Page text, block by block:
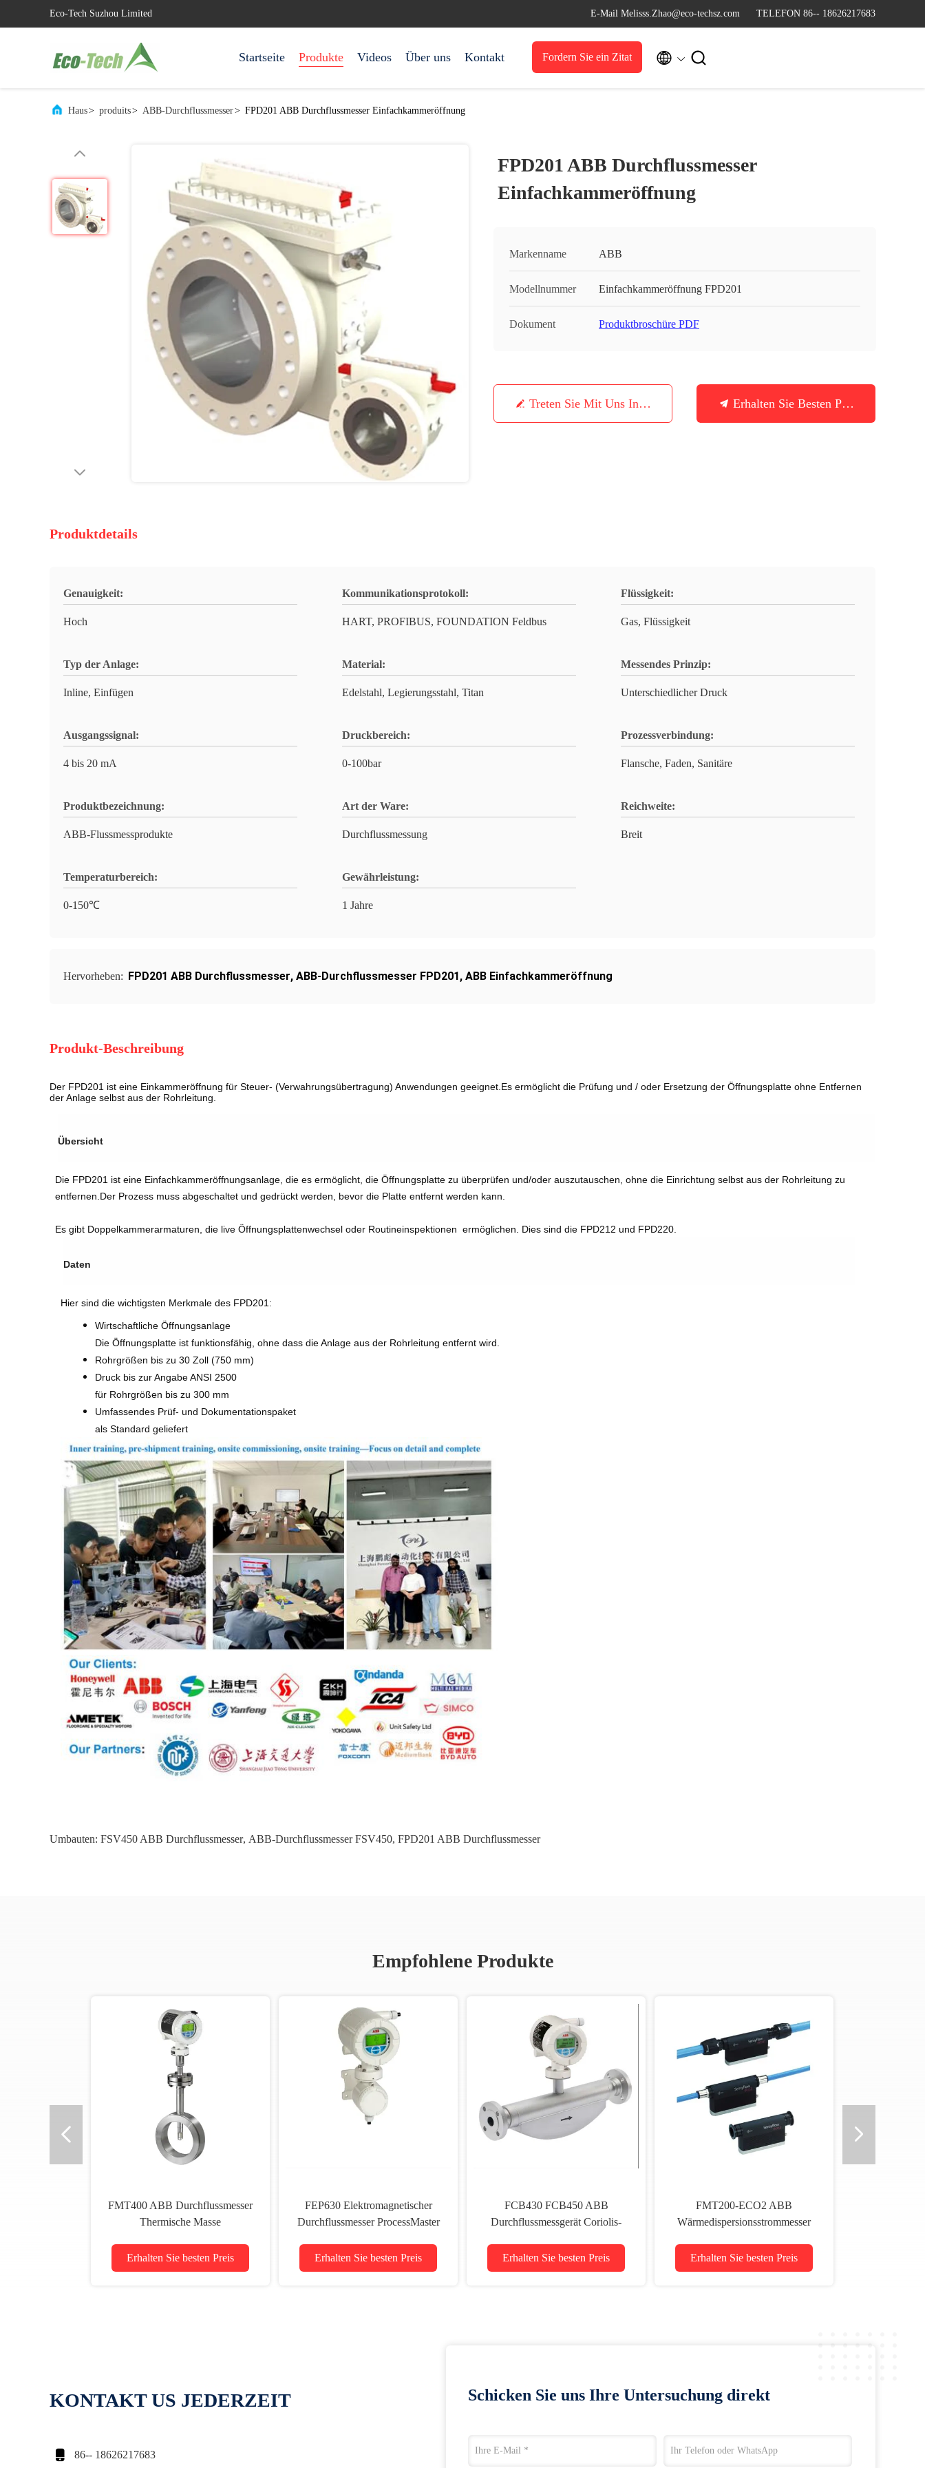
Eco-Tech Suzhou Limited E-Mail Melisss.Zhao@eco-techsz.com TELEFON 86-- 18626217683
Startseite Produkte Videos Über uns Kontakt Fordern Sie ein Zitat  
Haus> produits> ABB-Durchflussmesser> FPD201 ABB Durchflussmesser Einfachkammeröffnung
FPD201 ABB Durchflussmesser
Einfachkammeröffnung
Markenname ABB
Modellnummer Einfachkammeröffnung FPD201
Dokument Produktbroschüre PDF
Treten Sie Mit Uns In Verbindung Erhalten Sie Besten Preis
Produktdetails
Genauigkeit:
Hoch
Kommunikationsprotokoll:
HART, PROFIBUS, FOUNDATION Feldbus
Flüssigkeit:
Gas, Flüssigkeit
Typ der Anlage:
Inline, Einfügen
Material:
Edelstahl, Legierungsstahl, Titan
Messendes Prinzip:
Unterschiedlicher Druck
Ausgangssignal:
4 bis 20 mA
Druckbereich:
0-100bar
Prozessverbindung:
Flansche, Faden, Sanitäre
Produktbezeichnung:
ABB-Flussmessprodukte
Art der Ware:
Durchflussmessung
Reichweite:
Breit
Temperaturbereich:
0-150℃
Gewährleistung:
1 Jahre
Hervorheben: FPD201 ABB Durchflussmesser, ABB-Durchflussmesser FPD201, ABB Einfachkammeröffnung
Produkt-Beschreibung
Der FPD201 ist eine Einkammeröffnung für Steuer- (Verwahrungsübertragung) Anwendungen geeignet.Es ermöglicht die Prüfung und / oder Ersetzung der Öffnungsplatte ohne Entfernen
der Anlage selbst aus der Rohrleitung.
Übersicht
Die FPD201 ist eine Einfachkammeröffnungsanlage, die es ermöglicht, die Öffnungsplatte zu überprüfen und/oder auszutauschen, ohne die Einrichtung selbst aus der Rohrleitung zu
entfernen.Der Prozess muss abgeschaltet und gedrückt werden, bevor die Platte entfernt werden kann.
Es gibt Doppelkammerarmaturen, die live Öffnungsplattenwechsel oder Routineinspektionen  ermöglichen. Dies sind die FPD212 und FPD220.
Daten
Hier sind die wichtigsten Merkmale des FPD201:
Wirtschaftliche Öffnungsanlage
Die Öffnungsplatte ist funktionsfähig, ohne dass die Anlage aus der Rohrleitung entfernt wird.
Rohrgrößen bis zu 30 Zoll (750 mm)
Druck bis zur Angabe ANSI 2500
für Rohrgrößen bis zu 300 mm
Umfassendes Prüf- und Dokumentationspaket
als Standard geliefert
Umbauten: FSV450 ABB Durchflussmesser, ABB-Durchflussmesser FSV450, FPD201 ABB Durchflussmesser
Empfohlene Produkte
FMT400 ABB Durchflussmesser
Thermische Masse
Erhalten Sie besten Preis
FEP630 Elektromagnetischer
Durchflussmesser ProcessMaster
Erhalten Sie besten Preis
FCB430 FCB450 ABB
Durchflussmessgerät Coriolis-
CoriolisMaster
Erhalten Sie besten Preis
FMT200-ECO2 ABB
Wärmedispersionsstrommesser
Erhalten Sie besten Preis
KONTAKT US JEDERZEIT
 86-- 18626217683
Schicken Sie uns Ihre Untersuchung direkt